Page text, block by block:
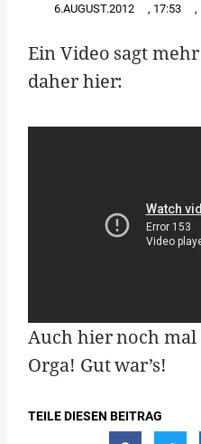
6.AUGUST.2012 , 17:53 ,
Ein Video sagt
daher hier:
Auch hier noch
Orga! Gut war’s!
TEILE DIESEN BEITRAG